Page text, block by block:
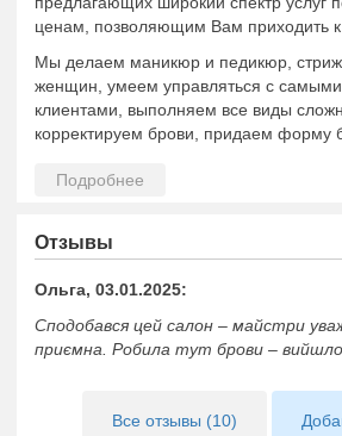
ценам, позволяющим Вам приходить к
Мы делаем маникюр и педикюр,
женщин, умеем управляться с
клиентами, выполняем все виды
корректируем брови, придаем форму
Отзывы
Ольга, 03.01.2025:
Сподобався цей салон – майстри
приємна. Робила тут брови – вийшло
Все отзывы (10)